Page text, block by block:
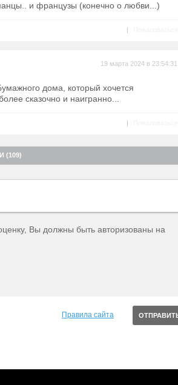
и французы (конечно о любви...)
|
19 марта 2024 в 23:54:31
дома, который хочется
сказочно и наигранно...
|
(109)
Вы должны быть авторизованы на
Правила сайта